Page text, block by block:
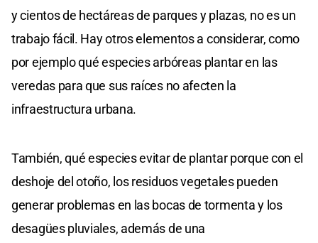
y cientos de hectáreas de parques y plazas, no es un
trabajo fácil. Hay otros elementos a considerar, como
por ejemplo qué especies arbóreas plantar en las
veredas para que sus raíces no afecten la
infraestructura urbana.
También, qué especies evitar de plantar porque con el
deshoje del otoño, los residuos vegetales pueden
generar problemas en las bocas de tormenta y los
desagües pluviales, además de una